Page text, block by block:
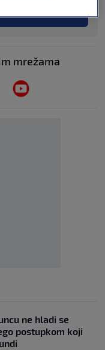
mrežama
ne hladi se
postupkom koji